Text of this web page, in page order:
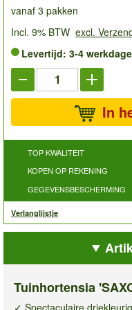
vanaf 3 pakken
Incl. 9% BTW excl.
Levertijd: 3-4
In
TOP KWALITEIT
KOPEN OP REKENING
GEGEVENSBESCHERMING
Verlanglijstje
Tuinhortensia
✓ Spectaculaire